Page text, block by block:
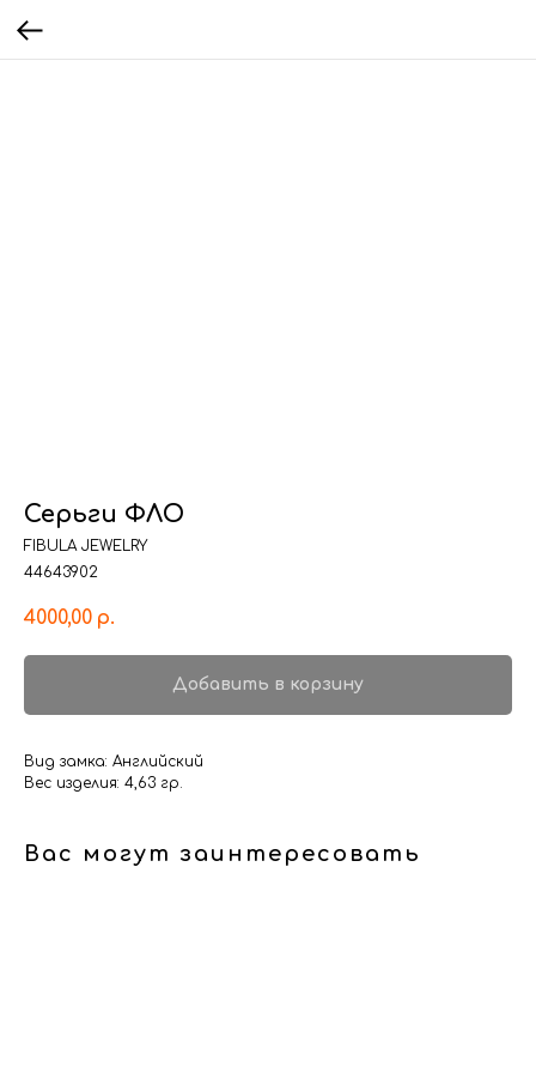
Серьги ФЛО
FIBULA JEWELRY
44643902
4000,00 р.
Добавить в корзину
Вид замка: Английский
Вес изделия: 4,63 гр.
Вас могут заинтересовать